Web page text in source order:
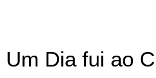
Um Dia fui ao